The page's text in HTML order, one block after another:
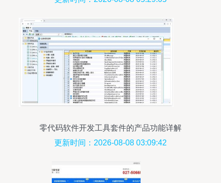
零代码软件开发工具套件的产品功能详解
更新时间：2026-08-08 03:09:42